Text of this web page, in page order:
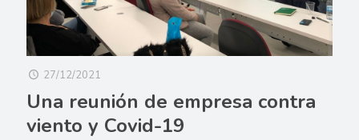
27/12/2021
Una reunión de empresa contra
viento y Covid-19